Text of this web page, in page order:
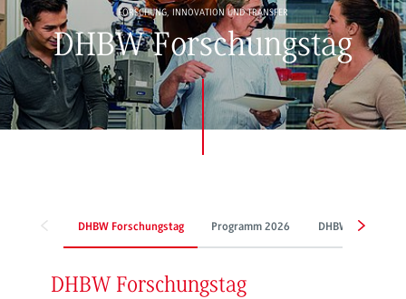
FORSCHUNG, INNOVATION UND TRANSFER
DHBW Forschungstag
DHBW Forschungstag Programm 2026 DHBW
DHBW Forschungstag